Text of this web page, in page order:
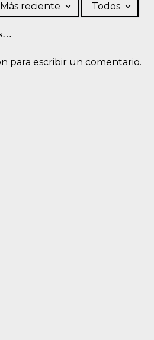
para escribir un comentario.
Más reciente Todos